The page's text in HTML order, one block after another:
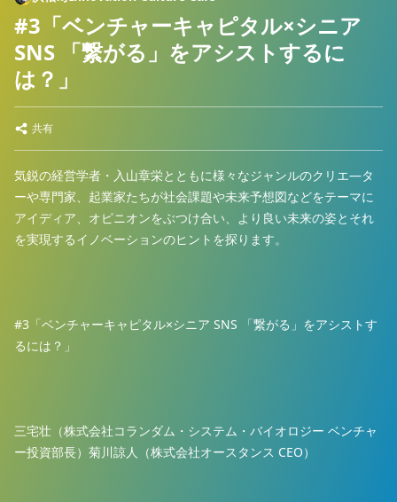
#3「ベンチャーキャピタル×シニア
SNS 「繋がる」をアシストするに
は？」
共有
気鋭の経営学者・入山章栄とともに様々なジャンルのクリエ―タ
ーや専門家、起業家たちが社会課題や未来予想図などをテーマに
アイディア、オピニオンをぶつけ合い、より良い未来の姿とそれ
を実現するイノベーションのヒントを探ります。
#3「ベンチャーキャピタル×シニア SNS 「繋がる」をアシストす
るには？」
三宅壮（株式会社コランダム・システム・バイオロジー ベンチャ
ー投資部長）菊川諒人（株式会社オースタンス CEO）